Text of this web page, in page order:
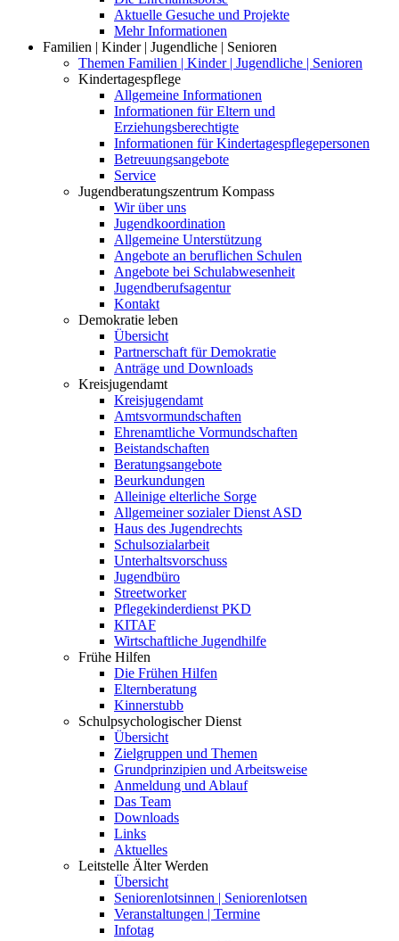
Aktuelle Gesuche und Projekte
Mehr Informationen
Familien | Kinder | Jugendliche | Senioren
Themen Familien | Kinder | Jugendliche | Senioren
Kindertagespflege
Allgemeine Informationen
Informationen für Eltern und
Erziehungsberechtigte
Informationen für Kindertagespflegepersonen
Betreuungsangebote
Service
Jugendberatungszentrum Kompass
Wir über uns
Jugendkoordination
Allgemeine Unterstützung
Angebote an beruflichen Schulen
Angebote bei Schulabwesenheit
Jugendberufsagentur
Kontakt
Demokratie leben
Übersicht
Partnerschaft für Demokratie
Anträge und Downloads
Kreisjugendamt
Kreisjugendamt
Amtsvormundschaften
Ehrenamtliche Vormundschaften
Beistandschaften
Beratungsangebote
Beurkundungen
Alleinige elterliche Sorge
Allgemeiner sozialer Dienst ASD
Haus des Jugendrechts
Schulsozialarbeit
Unterhaltsvorschuss
Jugendbüro
Streetworker
Pflegekinderdienst PKD
KITAF
Wirtschaftliche Jugendhilfe
Frühe Hilfen
Die Frühen Hilfen
Elternberatung
Kinnerstubb
Schulpsychologischer Dienst
Übersicht
Zielgruppen und Themen
Grundprinzipien und Arbeitsweise
Anmeldung und Ablauf
Das Team
Downloads
Links
Aktuelles
Leitstelle Älter Werden
Übersicht
Seniorenlotsinnen | Seniorenlotsen
Veranstaltungen | Termine
Infotag